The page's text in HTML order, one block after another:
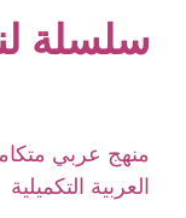
سلسلة
منهج عربي
العربية التكميلية